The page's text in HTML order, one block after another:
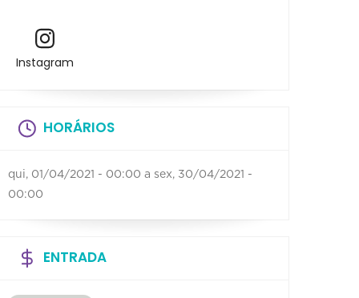
Instagram
HORÁRIOS
qui, 01/04/2021 - 00:00 a sex, 30/04/2021 -
00:00
ENTRADA